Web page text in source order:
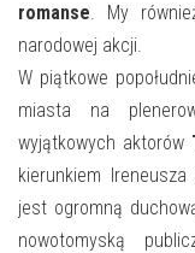
WYDARZENIA
FOTO
E-INFORMATOR
romanse. My
narodowej akcji.
W piątkowe
miasta na
wyjątkowych aktorów
kierunkiem
jest ogromną
nowotomyską